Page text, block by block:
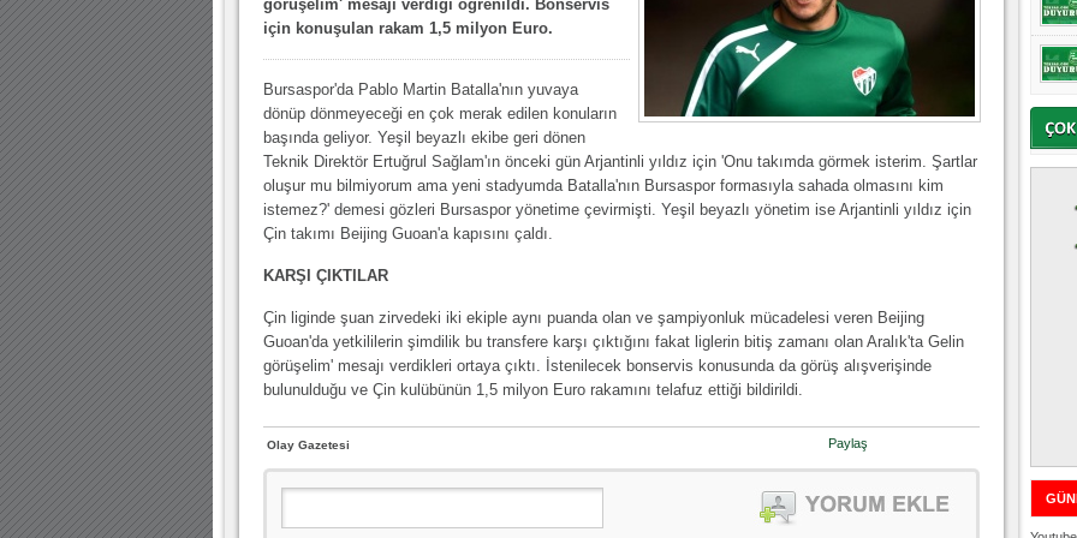
10.04.2023 14:44 |Hoş geldin Göktuğ Bebek!
11.11.2025 14:13 |Hoş geldin Ertuğrul Bebek!
12.10.2025 17:30 | MUTLULUKLAR SİNAN SILACI
16.07.2024 14:32 |Hoş geldin Kerem Bebek!
08.01.2024 19:01 |Hoş geldin Aslan bebek!
görüşelim' mesajı verdiği öğrenildi. Bonservis
için konuşulan rakam 1,5 milyon Euro.
Bursaspor'da Pablo Martin Batalla'nın yuvaya
dönüp dönmeyeceği en çok merak edilen konuların
başında geliyor. Yeşil beyazlı ekibe geri dönen
Teknik Direktör Ertuğrul Sağlam'ın önceki gün Arjantinli yıldız için 'Onu takımda görmek isterim. Şartlar
oluşur mu bilmiyorum ama yeni stadyumda Batalla'nın Bursaspor formasıyla sahada olmasını kim
istemez?' demesi gözleri Bursaspor yönetime çevirmişti. Yeşil beyazlı yönetim ise Arjantinli yıldız için
Çin takımı Beijing Guoan'a kapısını çaldı.
KARŞI ÇIKTILAR
Çin liginde şuan zirvedeki iki ekiple aynı puanda olan ve şampiyonluk mücadelesi veren Beijing
Guoan'da yetkililerin şimdilik bu transfere karşı çıktığını fakat liglerin bitiş zamanı olan Aralık'ta Gelin
görüşelim' mesajı verdikleri ortaya çıktı. İstenilecek bonservis konusunda da görüş alışverişinde
bulunulduğu ve Çin kulübünün 1,5 milyon Euro rakamını telafuz ettiği bildirildi.
Olay Gazetesi Paylaş